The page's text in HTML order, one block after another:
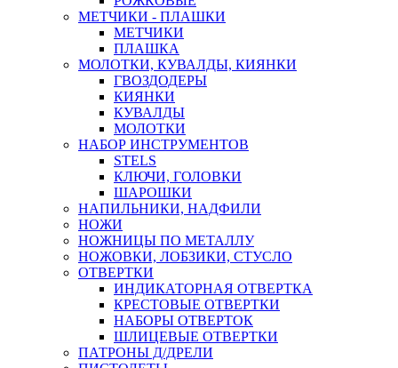
МЕТЧИКИ - ПЛАШКИ
МЕТЧИКИ
ПЛАШКА
МОЛОТКИ, КУВАЛДЫ, КИЯНКИ
ГВОЗДОДЕРЫ
КИЯНКИ
КУВАЛДЫ
МОЛОТКИ
НАБОР ИНСТРУМЕНТОВ
STELS
КЛЮЧИ, ГОЛОВКИ
ШАРОШКИ
НАПИЛЬНИКИ, НАДФИЛИ
НОЖИ
НОЖНИЦЫ ПО МЕТАЛЛУ
НОЖОВКИ, ЛОБЗИКИ, СТУСЛО
ОТВЕРТКИ
ИНДИКАТОРНАЯ ОТВЕРТКА
КРЕСТОВЫЕ ОТВЕРТКИ
НАБОРЫ ОТВЕРТОК
ШЛИЦЕВЫЕ ОТВЕРТКИ
ПАТРОНЫ Д/ДРЕЛИ